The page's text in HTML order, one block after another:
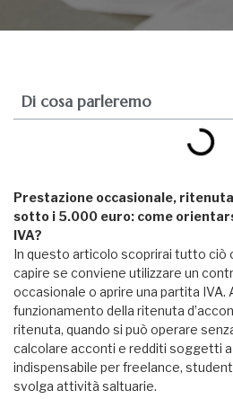
Di cosa parleremo
Prestazione occasionale,
sotto i 5.000 euro: come
IVA?
In questo articolo scoprirai tutto ciò
capire se conviene utilizzare un
occasionale o aprire una partita IVA.
funzionamento della ritenuta
ritenuta, quando si può operare
calcolare acconti e redditi soggetti
indispensabile per freelance,
svolga attività saltuarie.